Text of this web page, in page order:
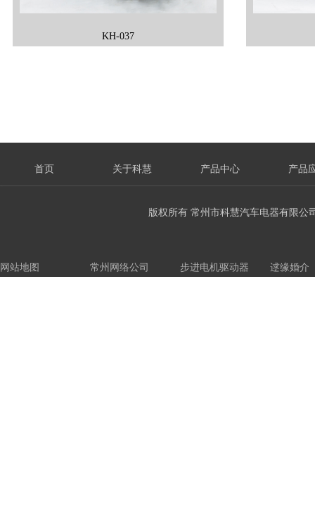
KH-037
首页 关于科慧 产品中心 产品
版权所有 常州市科慧汽车电器有
网站地图 常州网络公司 步进电机驱动器 逑缘婚介